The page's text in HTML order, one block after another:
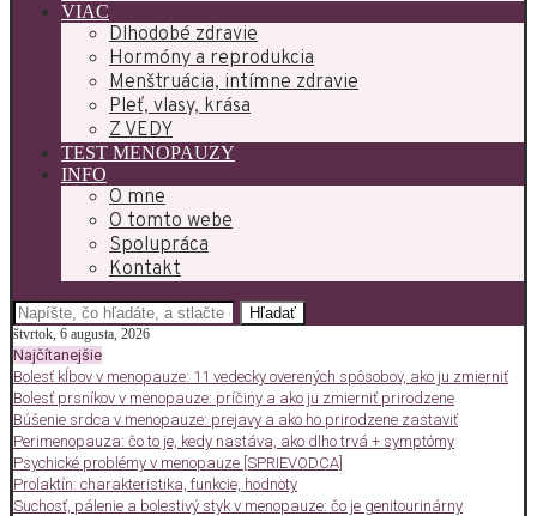
VIAC
Dlhodobé zdravie
Hormóny a reprodukcia
Menštruácia, intímne zdravie
Pleť, vlasy, krása
Z VEDY
TEST MENOPAUZY
INFO
O mne
O tomto webe
Spolupráca
Kontakt
Hľadať
štvrtok, 6 augusta, 2026
Najčítanejšie
Bolesť kĺbov v menopauze: 11 vedecky overených spôsobov, ako ju zmierniť
Bolesť prsníkov v menopauze: príčiny a ako ju zmierniť prirodzene
Búšenie srdca v menopauze: prejavy a ako ho prirodzene zastaviť
Perimenopauza: čo to je, kedy nastáva, ako dlho trvá + symptómy
Psychické problémy v menopauze [SPRIEVODCA]
Prolaktín: charakteristika, funkcie, hodnoty
Suchosť, pálenie a bolestivý styk v menopauze: čo je genitourinárny